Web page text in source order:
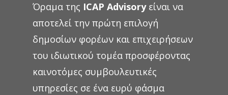
Όραμα της ICAP Advisoryείναι να
αποτελεί την πρώτη επιλογή
δημοσίων φορέων και επιχειρήσεων
του ιδιωτικού τομέα προσφέροντας
καινοτόμες συμβουλευτικές
υπηρεσίες σε ένα ευρύ φάσμα